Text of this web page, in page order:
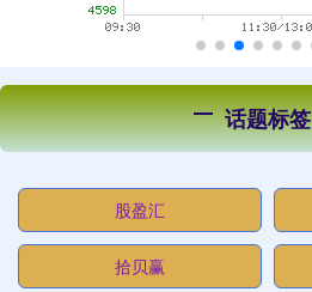
话题标签
股盈汇
拾贝赢